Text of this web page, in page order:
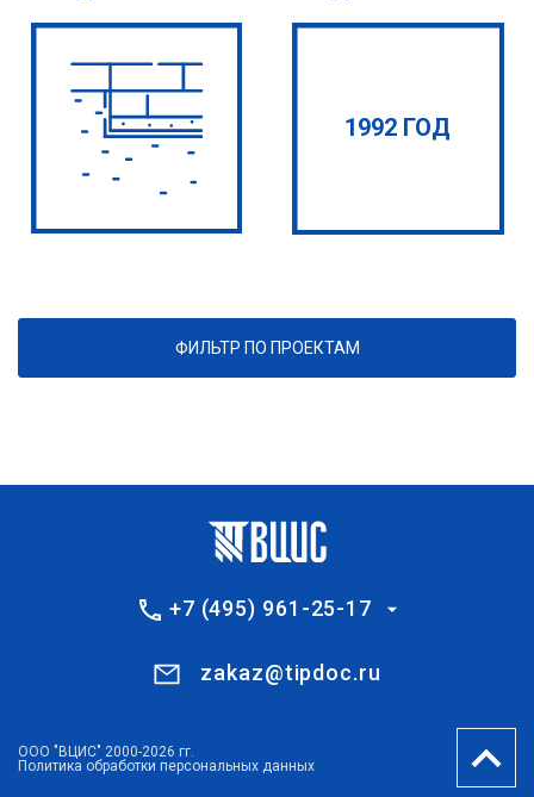
1992 ГОД
ФИЛЬТР ПО ПРОЕКТАМ
+7 (495) 961-25-17
zakaz@tipdoc.ru
ООО "ВЦИС" 2000-2026 гг.
Политика обработки персональных данных